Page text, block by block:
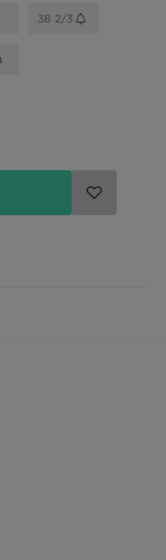
38 2/3